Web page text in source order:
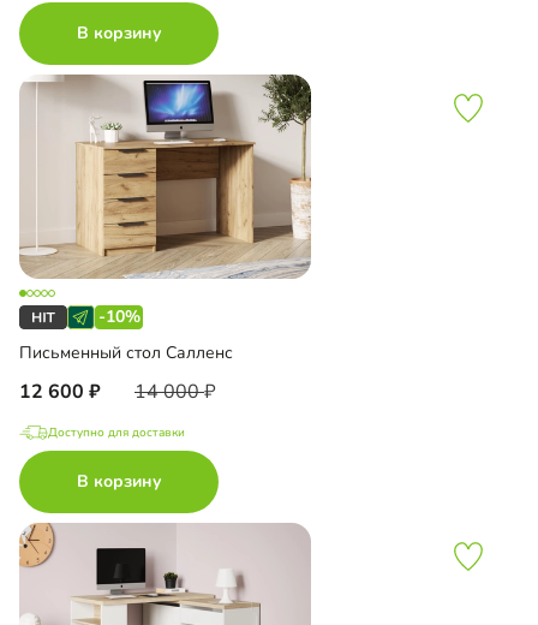
В корзину
-10%
Письменный стол Салленс
12 600 14 000
Доступно для доставки
В корзину